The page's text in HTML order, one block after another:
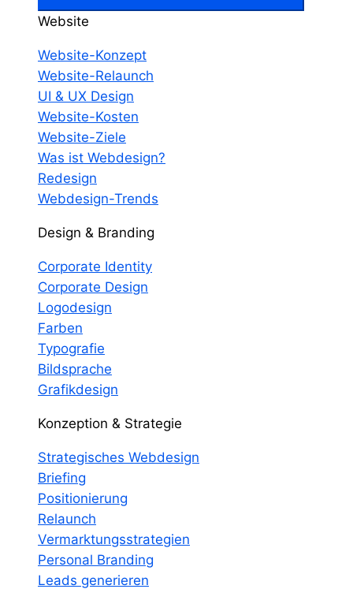
Website
Website-Konzept
Website-Relaunch
UI & UX Design
Website-Kosten
Website-Ziele
Was ist Webdesign?
Redesign
Webdesign-Trends
Design & Branding
Corporate Identity
Corporate Design
Logodesign
Farben
Typografie
Bildsprache
Grafikdesign
Konzeption & Strategie
Strategisches Webdesign
Briefing
Positionierung
Relaunch
Vermarktungsstrategien
Personal Branding
Leads generieren